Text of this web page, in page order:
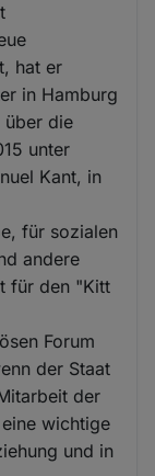
hat er
in Hamburg
über die
unter
Kant, in
für sozialen
andere
für den "Kitt
Forum
der Staat
der
wichtige
und in